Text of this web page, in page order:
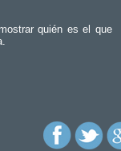
quién es el que